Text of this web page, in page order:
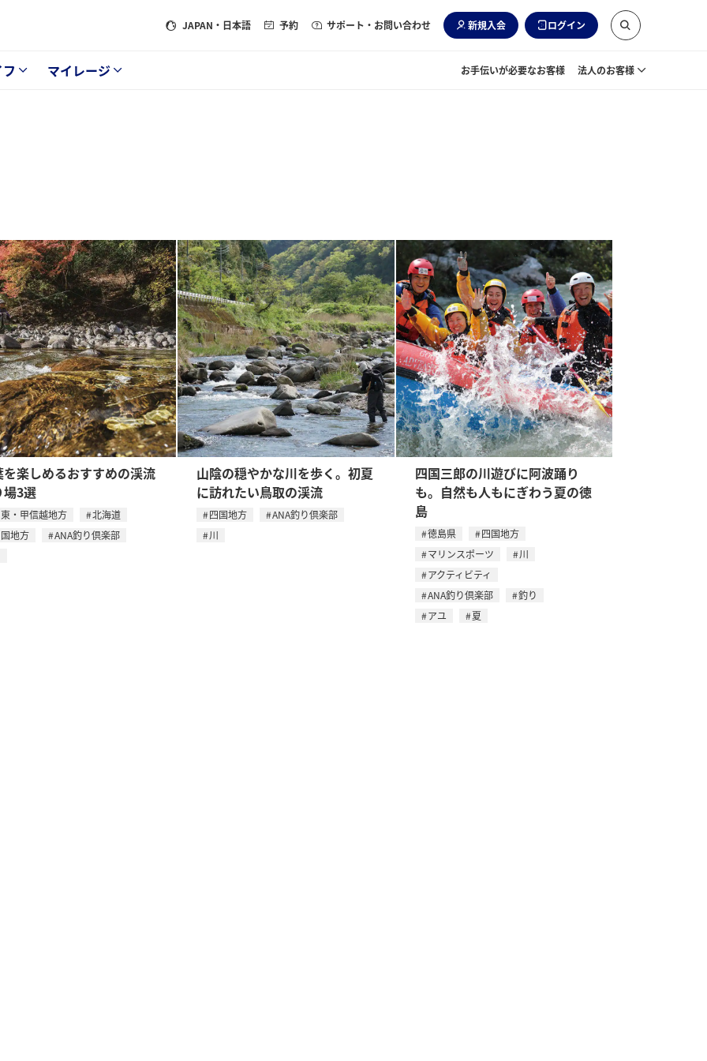
JAPAN ・日本語 予約 サポート・お問い合わせ 新規入会 ログイン
マイレージ お手伝いが必要なお客様 法人のお客様
楽しめるおすすめの渓流
3選
・甲信越地方
北海道
地方
ANA釣り倶楽部
山陰の穏やかな川を歩く。初夏
に訪れたい鳥取の渓流
四国地方
ANA釣り倶楽部
川
四国三郎の川遊びに阿波踊り
も。自然も人もにぎわう夏の徳
島
徳島県
四国地方
マリンスポーツ
川
アクティビティ
ANA釣り倶楽部
釣り
アユ
夏